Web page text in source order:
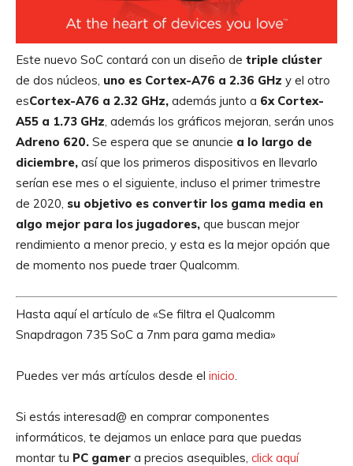
Este nuevo SoC contará con un diseño de triple clúster
de dos núcleos, uno es Cortex-A76 a 2.36 GHz y el otro
esCortex-A76 a 2.32 GHz, además junto a 6x Cortex-
A55 a 1.73 GHz, además los gráficos mejoran, serán unos
Adreno 620. Se espera que se anuncie a lo largo de
diciembre, así que los primeros dispositivos en llevarlo
serían ese mes o el siguiente, incluso el primer trimestre
de 2020, su objetivo es convertir los gama media en
algo mejor para los jugadores, que buscan mejor
rendimiento a menor precio, y esta es la mejor opción que
de momento nos puede traer Qualcomm.
Hasta aquí el artículo de «Se filtra el Qualcomm
Snapdragon 735 SoC a 7nm para gama media»
Puedes ver más artículos desde el inicio
Si estás interesad@ en comprar componentes
informáticos, te dejamos un enlace para que puedas
montar tu PC gamer a precios asequibles, click aquí